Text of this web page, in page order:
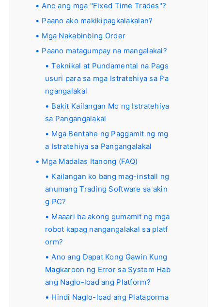
Ano ang mga "Fixed Time Trades"?
Paano ako makikipagkalakalan?
Mga Nakabinbing Order
Paano matagumpay na mangalakal?
Teknikal at Pundamental na Pags
usuri para sa mga Istratehiya sa Pa
ngangalakal
Bakit Kailangan Mo ng Istratehiya
sa Pangangalakal
Mga Bentahe ng Paggamit ng mg
a Istratehiya sa Pangangalakal
Mga Madalas Itanong (FAQ)
Kailangan ko bang mag-install ng
anumang Trading Software sa akin
g PC?
Maaari ba akong gumamit ng mga
robot kapag nangangalakal sa platf
orm?
Ano ang Dapat Kong Gawin Kung
Magkaroon ng Error sa System Hab
ang Naglo-load ang Platform?
Hindi Naglo-load ang Plataporma